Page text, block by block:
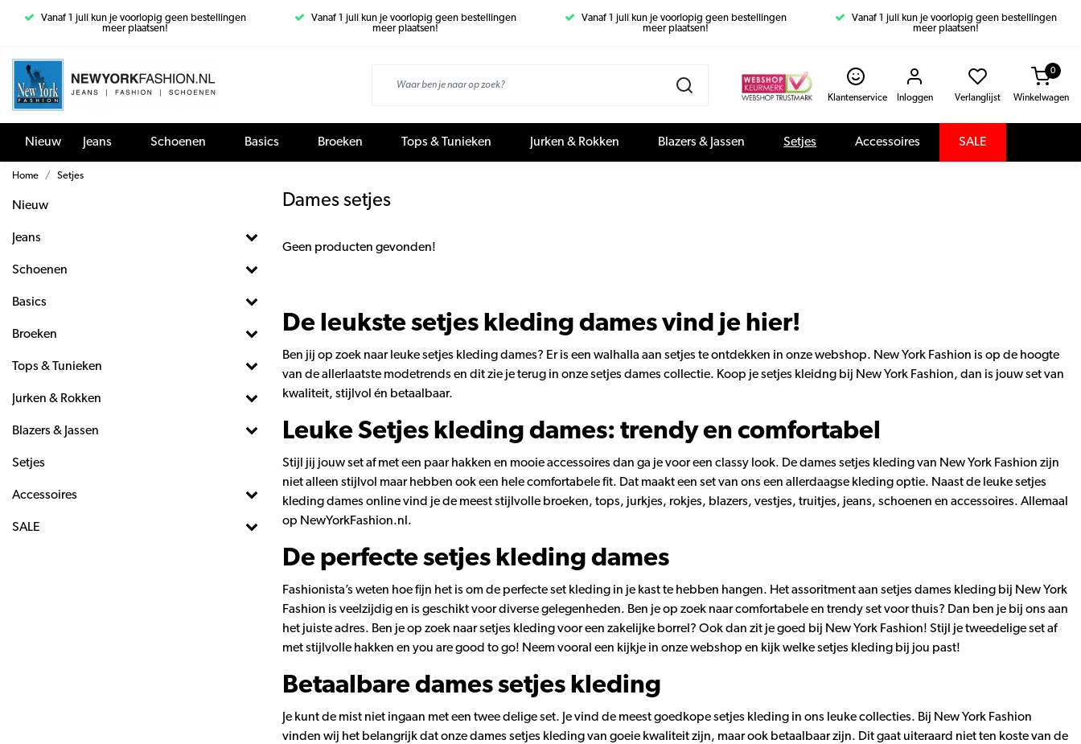
Vanaf 1 juli kun je voorlopig geen bestellingen
meer plaatsen!
Vanaf 1 juli kun je voorlopig geen bestellingen
meer plaatsen!
Vanaf 1 juli kun je voorlopig geen bestellingen
meer plaatsen!
Vanaf 1 juli kun je voorlopig geen bestellingen
meer plaatsen!
Klantenservice Inloggen Verlanglijst Winkelwagen
0
Nieuw Jeans Schoenen Basics Broeken Tops & Tunieken Jurken & Rokken Blazers & Jassen Setjes Accessoires SALE
Home Setjes
Nieuw
Jeans
Schoenen
Basics
Broeken
Tops & Tunieken
Jurken & Rokken
Blazers & Jassen
Setjes
Accessoires
SALE
Dames setjes
Geen producten gevonden!
De leukste setjes kleding dames vind je hier!
Ben jij op zoek naar leuke setjes kleding dames? Er is een walhalla aan setjes te ontdekken in onze webshop. New York Fashion is op de hoogte
van de allerlaatste modetrends en dit zie je terug in onze setjes dames collectie. Koop je setjes kleidng bij New York Fashion, dan is jouw set van
kwaliteit, stijlvol én betaalbaar.
Leuke Setjes kleding dames: trendy en comfortabel
Stijl jij jouw set af met een paar hakken en mooie accessoires dan ga je voor een classy look. De dames setjes kleding van New York Fashion zijn
niet alleen stijlvol maar hebben ook een hele comfortabele fit. Dat maakt een set van ons een allerdaagse kleding optie. Naast de leuke setjes
kleding dames online vind je de meest stijlvolle broeken, tops, jurkjes, rokjes, blazers, vestjes, truitjes, jeans, schoenen en accessoires. Allemaal
op NewYorkFashion.nl.
De perfecte setjes kleding dames
Fashionista’s weten hoe fijn het is om de perfecte set kleding in je kast te hebben hangen. Het assoritment aan setjes dames kleding bij New York
Fashion is veelzijdig en is geschikt voor diverse gelegenheden. Ben je op zoek naar comfortabele en trendy set voor thuis? Dan ben je bij ons aan
het juiste adres. Ben je op zoek naar setjes kleding voor een zakelijke borrel? Ook dan zit je goed bij New York Fashion! Stijl je tweedelige set af
met stijlvolle hakken en you are good to go! Neem vooral een kijkje in onze webshop en kijk welke setjes kleding bij jou past!
Betaalbare dames setjes kleding
Je kunt de mist niet ingaan met een twee delige set. Je vind de meest goedkope setjes kleding in ons leuke collecties. Bij New York Fashion
vinden wij het belangrijk dat onze dames setjes kleding van goeie kwaliteit zijn, maar ook betaalbaar zijn. Dit gaat uiteraard niet ten koste van de